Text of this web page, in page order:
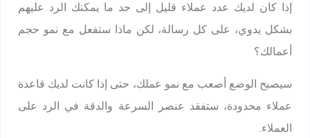
إذا كان لديك عدد عملاء قليل إلى حد ما يمكنك الرد عليهم
بشكل يدوي، على كل رسالة، لكن ماذا ستفعل مع نمو حجم
أعمالك؟
سيصبح الوضع أصعب مع نمو عملك، حتى إذا كانت لديك قاعدة
عملاء محدودة، ستفقد عنصر السرعة والدقة في الرد على
العملاء.